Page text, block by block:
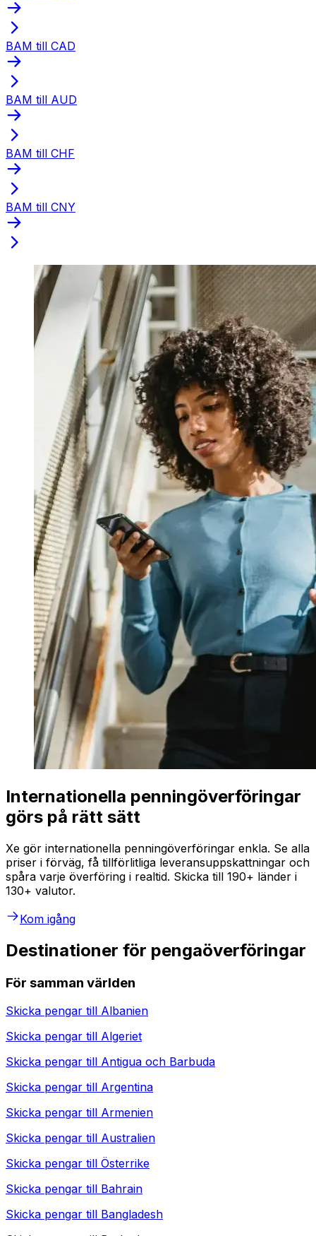
BAM till CAD
BAM till AUD
BAM till CHF
BAM till CNY
Internationella penningöverföringar
görs på rätt sätt
Xe gör internationella penningöverföringar enkla. Se alla
priser i förväg, få tillförlitliga leveransuppskattningar och
spåra varje överföring i realtid. Skicka till 190+ länder i
130+ valutor.
Kom igång
Destinationer för pengaöverföringar
För samman världen
Skicka pengar till Albanien
Skicka pengar till Algeriet
Skicka pengar till Antigua och Barbuda
Skicka pengar till Argentina
Skicka pengar till Armenien
Skicka pengar till Australien
Skicka pengar till Österrike
Skicka pengar till Bahrain
Skicka pengar till Bangladesh